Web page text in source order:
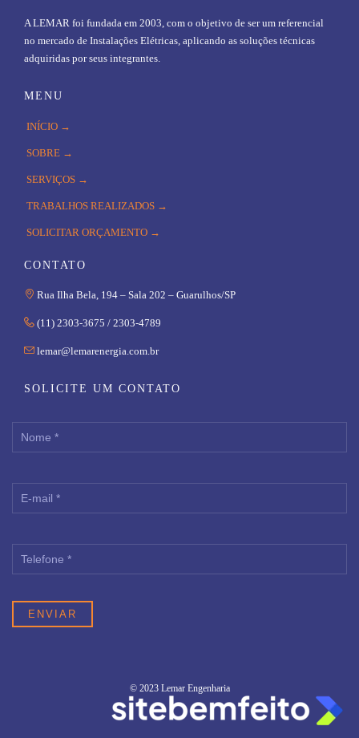
A LEMAR foi fundada em 2003, com o objetivo de ser um referencial
no mercado de Instalações Elétricas, aplicando as soluções técnicas
adquiridas por seus integrantes.
MENU
INÍCIO →
SOBRE →
SERVIÇOS →
TRABALHOS REALIZADOS →
SOLICITAR ORÇAMENTO →
CONTATO
 Rua Ilha Bela, 194 – Sala 202 – Guarulhos/SP
 (11) 2303-3675 / 2303-4789
 lemar@lemarenergia.com.br
SOLICITE UM CONTATO
© 2023 Lemar Engenharia